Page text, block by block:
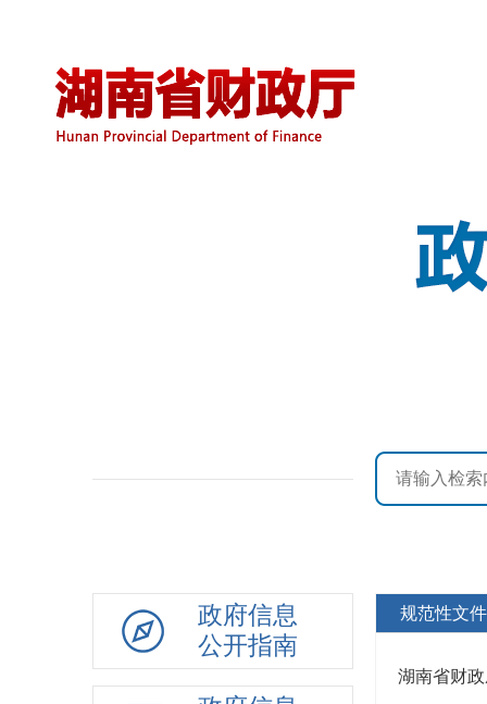
政府信息
公开指南
规范性文件